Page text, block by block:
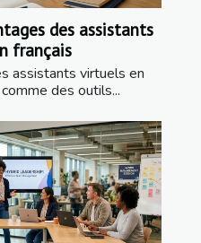
des assistants
français
assistants virtuels en
des outils...